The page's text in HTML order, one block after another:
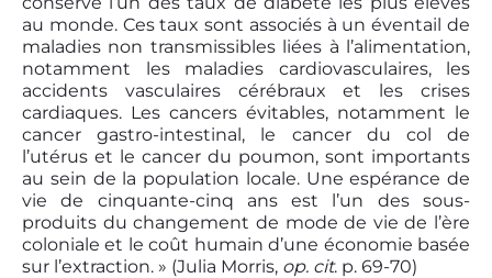
au monde. Ces taux sont associés à un éventail de
maladies non transmissibles liées à l’alimentation,
notamment les maladies cardiovasculaires, les
accidents vasculaires cérébraux et les crises
cardiaques. Les cancers évitables, notamment le
cancer gastro-intestinal, le cancer du col de
l’utérus et le cancer du poumon, sont importants
au sein de la population locale. Une espérance de
vie de cinquante-cinq ans est l’un des sous-
produits du changement de mode de vie de l’ère
coloniale et le coût humain d’une économie basée
sur l’extraction. » (Julia Morris, op. cit. p. 69-70)